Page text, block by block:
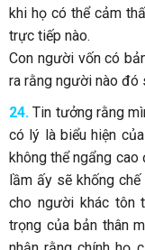
khi họ có thể cảm
trực tiếp nào.
Con người vốn có
ra rằng người nào đó
24. Tin tưởng rằng
có lý là biểu hiện
không thể ngẩng
lầm ấy sẽ khống
cho người khác tôn
trọng của bản thân